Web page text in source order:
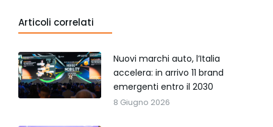
Articoli correlati
Nuovi marchi auto, l’Italia
accelera: in arrivo 11 brand
emergenti entro il 2030
8 Giugno 2026